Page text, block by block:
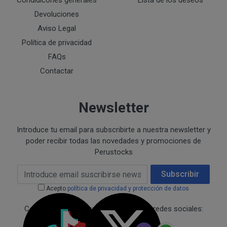
Devoluciones
Aviso Legal
Política de privacidad
FAQs
Contactar
Newsletter
Introduce tu email para subscribirte a nuestra newsletter y
poder recibir todas las novedades y promociones de
Perustocks
Email Address Subscribir
Acepto política de privacidad y protección de datos
Conecta con nosotros a través de las redes sociales:
Ejecución de medidas precontractuales a petición del
¿A qué destinatarios se comunicarán sus datos?
Para realizar cualquier compra en
edad.
Además será preciso que el cliente se registre en
que el cliente deberá consentir expresamente
Los pasos a seguir para realizar la compra son:
Una vez dentro de la web, debemos
un mensaje en dónde validamos el email.
Accedemos a la tienda online "ENTRAR"
identifica..